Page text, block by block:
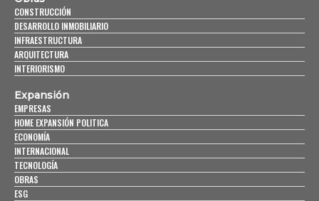
CONSTRUCCIÓN
DESARROLLO INMOBILIARIO
INFRAESTRUCTURA
ARQUITECTURA
INTERIORISMO
Expansión
EMPRESAS
HOME EXPANSIÓN POLITICA
ECONOMÍA
INTERNACIONAL
TECNOLOGÍA
OBRAS
ESG